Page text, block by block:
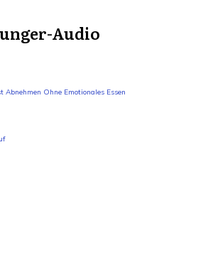
Audio
Abnehmen Ohne Emotionales Essen